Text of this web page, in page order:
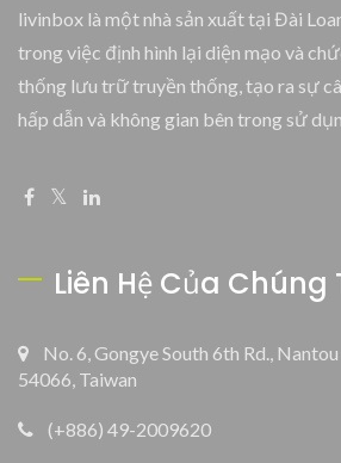
livinbox là một nhà sản xuất tại Đài
trong việc định hình lại diện mạo và
thống lưu trữ truyền thống, tạo ra sự
hấp dẫn và không gian bên trong sử
Liên Hệ Của Chúng
No. 6, Gongye South 6th Rd.,
54066, Taiwan
(+886) 49-2009620